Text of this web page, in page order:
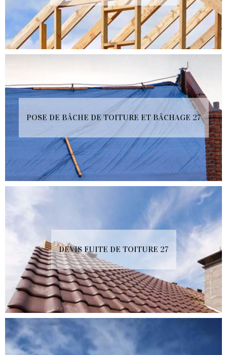
POSE DE BÂCHE DE TOITURE ET BÂCHAGE 27
DEVIS FUITE DE TOITURE 27